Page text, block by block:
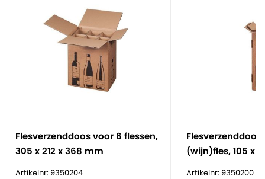
Flesverzenddoos voor 6 flessen,
305 x 212 x 368 mm
Artikelnr: 9350204
Flesverzenddoos
(wijn)fles, 105 x
Artikelnr: 9350200